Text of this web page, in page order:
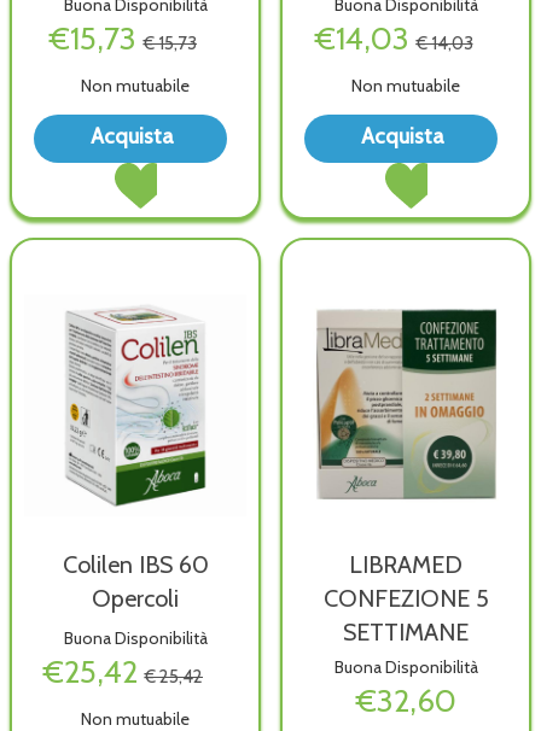
Buona Disponibilità
€15,73 € 15,73
Non mutuabile
Acquista
Acquista LenoDiar
carrello
Acquista LenoDiar
Pediatric alla
Buona Disponibilità
€14,03 € 14,03
Non mutuabile
Acquista
Acquista
carrello
Colilen IBS 60
Opercoli
Buona Disponibilità
€25,42 € 25,42
Non mutuabile
LIBRAMED
CONFEZIONE 5
SETTIMANE
Buona Disponibilità
€32,60